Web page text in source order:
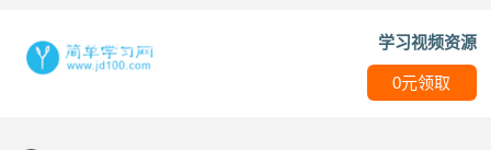
学习视频资源
0元领取